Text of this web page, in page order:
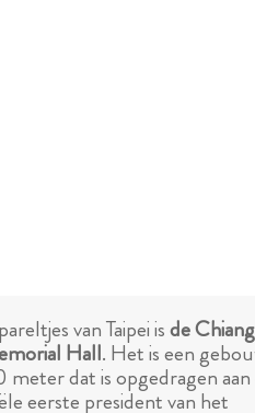
van Taipei isde Chiang
Hall. Het is een
dat is opgedragen aan
eerste president van het